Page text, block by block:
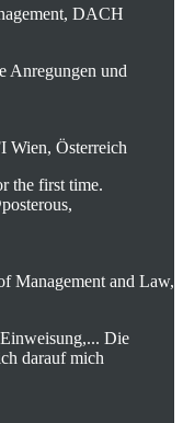
DACH
Anregungen und
Wien, Österreich
the first time.
Management and Law,
Die
darauf mich